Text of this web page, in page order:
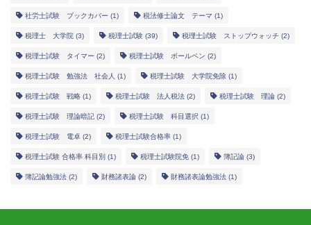
社労士試験 ブックカバー (1) 税法修士論文 テーマ (1)
税理士 大学院 (3) 税理士試験 (39) 税理士試験 ストップウォッチ (2)
税理士試験 タイマー (2) 税理士試験 ボールペン (2)
税理士試験 勉強法 社会人 (1) 税理士試験 大学院免除 (1)
税理士試験 戦略 (1) 税理士試験 法人税法 (2) 税理士試験 理論 (2)
税理士試験 理論暗記 (2) 税理士試験 科目選択 (1)
税理士試験 電卓 (2) 税理士試験合格率 (1)
税理士試験 合格率 科目別 (1) 税理士試験院免 (1) 簿記論 (3)
簿記論勉強法 (2) 財務諸表論 (2) 財務諸表論勉強法 (1)